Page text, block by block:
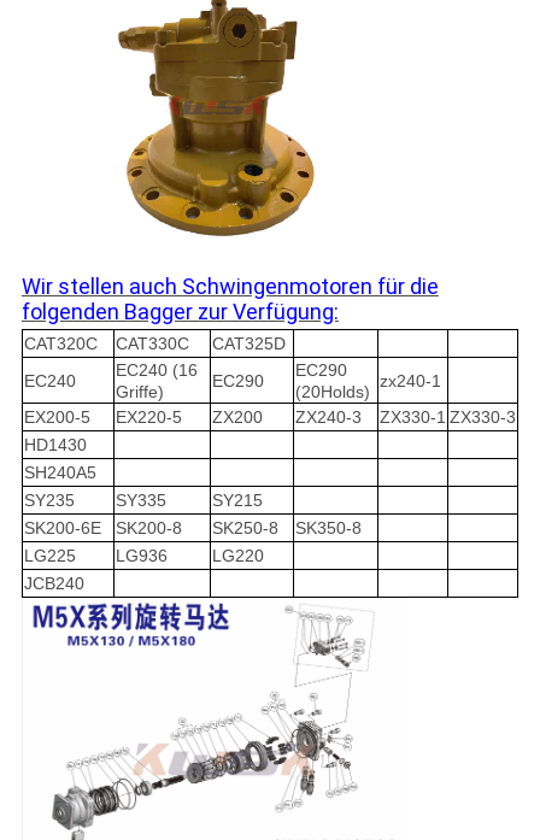
Wir stellen auch Schwingenmotoren für die
folgenden Bagger zur Verfügung:
CAT320C CAT330C
CAT325D
EC240
EC240 (16
Griffe)
EC290
EC290
(20Holds)
zx240-1
EX200-5
EX220-5 ZX200 ZX240-3 ZX330-1 ZX330-3
HD1430
SH240A5
SY235
SY335
SY215
SK200-6E
SK200-8 SK250-8
SK350-8
LG225
LG936
LG220
JCB240